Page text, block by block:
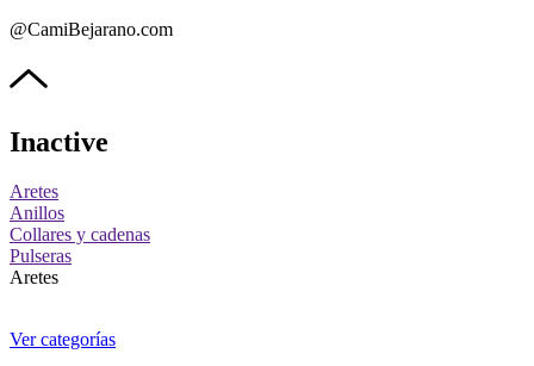
@CamiBejarano.com
Inactive
Aretes
Anillos
Collares y cadenas
Pulseras
Aretes
Ver categorías